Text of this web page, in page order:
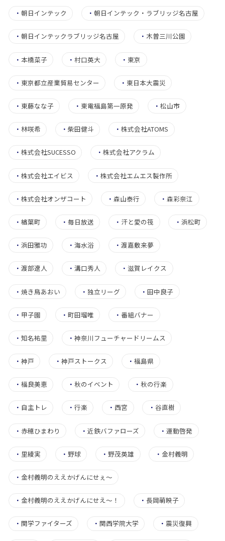
・ 朝日インテック ・朝日インテック・ラブリッジ名古屋
・ 朝日インテックラブリッジ名古屋 ・木曽三川公園
・ 本橋菜子 ・村口英大 ・ 東京
・ 東京都立産業貿易センター ・ 東日本大震災
・ 東藤なな子 ・ 東電福島第一原発 ・松山市
・ 林咲希 ・柴田健斗 ・株式会社ATOMS
・ 株式会社SUCESSO ・株式会社アクラム
・ 株式会社エイビス ・株式会社エムエス製作所
・ 株式会社オンザコート ・森山泰行 ・森彩奈江
・ 楢葉町 ・毎日放送 ・ 汗と愛の筏 ・ 浜松町
・ 浜田雅功 ・海水浴 ・渡嘉敷来夢
・ 渡部遼人 ・溝口秀人 ・滋賀レイクス
・ 焼き鳥あおい ・独立リーグ ・田中良子
・ 甲子園 ・町田瑠唯 ・ 番組バナー
・ 知名祐里 ・神奈川フューチャードリームス
・ 神戸 ・神戸ストークス ・福島県
・ 福良美恵 ・秋のイベント ・秋の行楽
・ 自主トレ ・行楽 ・ 西宮 ・ 谷直樹
・ 赤穂ひまわり ・近鉄バファローズ ・運動啓発
・ 里綾実 ・野球 ・野茂英雄 ・ 金村義明
・ 金村義明のええかげんにせぇ〜
・ 金村義明のええかげんにせえ～！ ・長岡萌映子
・ 関学ファイターズ ・関西学院大学 ・ 震災復興